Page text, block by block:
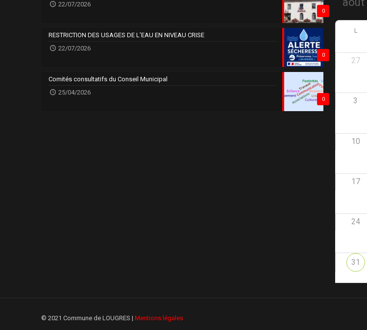
0
22/07/2026
0
RESTRICTION DES USAGES DE L’EAU EN NIVEAU CRISE
22/07/2026
0
Comités consultatifs du Conseil Municipal
25/04/2026
L
27
3
10
17
24
31
© 2021 Commune de LOUGRES | Mentions légales